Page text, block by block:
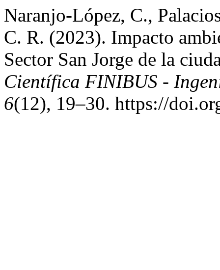
Naranjo-López, C.,
C. R. (2023). Impacto
Sector San Jorge de la
Científica FINIBUS -
6(12), 19–30. https://